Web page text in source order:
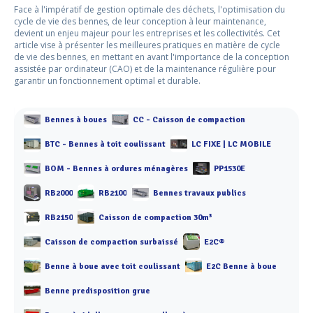
Face à l'impératif de gestion optimale des déchets, l'optimisation du
cycle de vie des bennes, de leur conception à leur maintenance,
devient un enjeu majeur pour les entreprises et les collectivités. Cet
article vise à présenter les meilleures pratiques en matière de cycle
de vie des bennes, en mettant en avant l'importance de la conception
assistée par ordinateur (CAO) et de la maintenance régulière pour
garantir un fonctionnement optimal et durable.
Bennes à boues CC - Caisson de compaction
BTC - Bennes à toit coulissant LC FIXE | LC MOBILE
BOM - Bennes à ordures ménagères PP1530E
RB2000 RB2100 Bennes travaux publics
RB2150 Caisson de compaction 30m³
Caisson de compaction surbaissé E2C®
Benne à boue avec toit coulissant E2C Benne à boue
Benne predisposition grue